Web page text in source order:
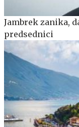
Jambrek zanika,
predsednici